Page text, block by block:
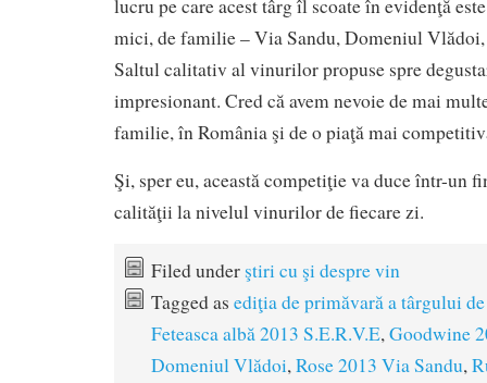
lucru pe care acest târg îl scoate în evidenţă
mici, de familie – Via Sandu, Domeniul
Saltul calitativ al vinurilor propuse spre
impresionant. Cred că avem nevoie de mai
familie, în România şi de o piaţă mai
Şi, sper eu, această competiţie va duce într-un
calităţii la nivelul vinurilor de fiecare zi.
Filed under ştiri cu şi despre vin
Tagged as ediţia de primăvară a târgului
Feteasca albă 2013 S.E.R.V.E,Goodwine
Domeniul Vlădoi,Rose 2013 Via Sandu,